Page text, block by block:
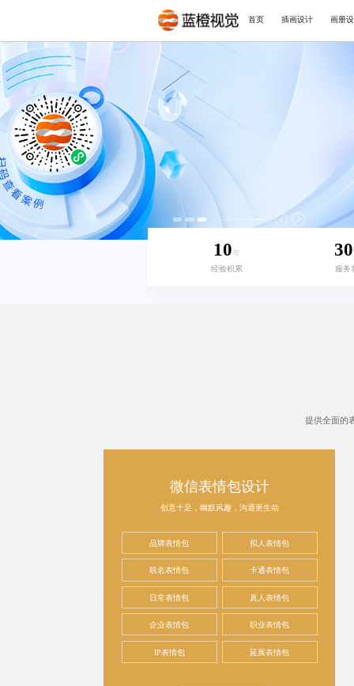
首页 插画设计 画册
10年
经验积累
服务
提供全面的
微信表情包设计
创意十足，幽默风趣，沟通更生动
品牌表情包 拟人表情包
联名表情包 卡通表情包
日常表情包 真人表情包
企业表情包 职业表情包
IP表情包 延展表情包